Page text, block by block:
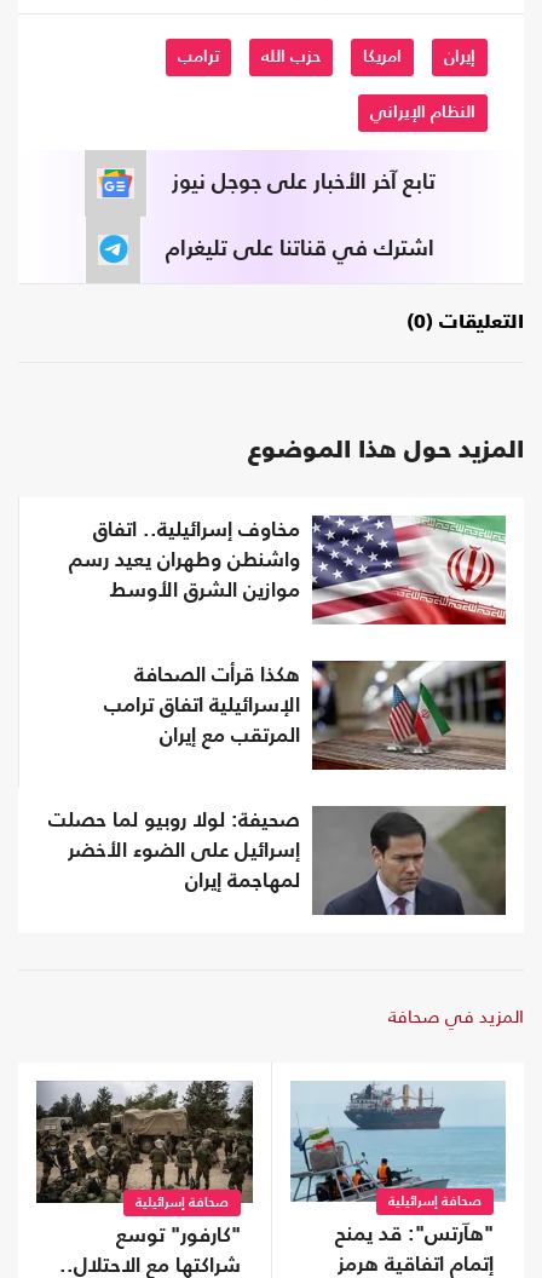
إيران امريكا حزب الله ترامب
النظام الإيراني
تابع آخر الأخبار على جوجل نيوز
اشترك في قناتنا على تليغرام
التعليقات (0)
المزيد حول هذا الموضوع
مخاوف إسرائيلية.. اتفاق
واشنطن وطهران يعيد رسم
موازين الشرق الأوسط
هكذا قرأت الصحافة
الإسرائيلية اتفاق ترامب
المرتقب مع إيران
صحيفة: لولا روبيو لما حصلت
إسرائيل على الضوء الأخضر
لمهاجمة إيران
المزيد في صحافة
صحافة إسرائيلية
"هآرتس": قد يمنح
إتمام اتفاقية هرمز
صحافة إسرائيلية
"كارفور" توسع
شراكتها مع الاحتلال..